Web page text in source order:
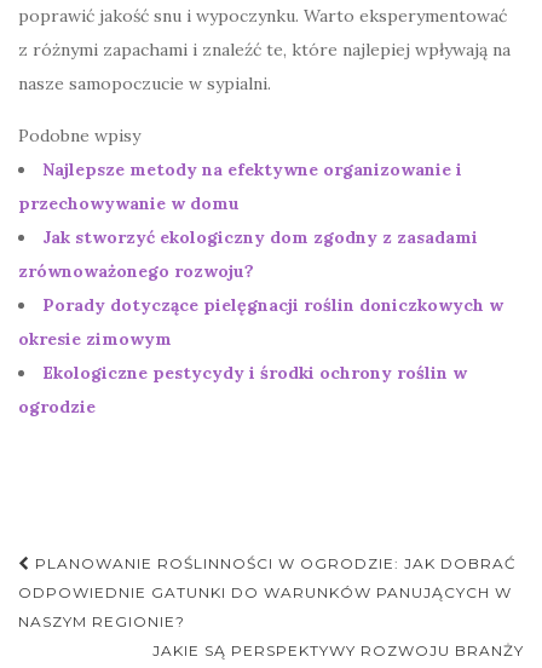
poprawić jakość snu i wypoczynku. Warto eksperymentować
z różnymi zapachami i znaleźć te, które najlepiej wpływają na
nasze samopoczucie w sypialni.
Podobne wpisy
Najlepsze metody na efektywne organizowanie i
przechowywanie w domu
Jak stworzyć ekologiczny dom zgodny z zasadami
zrównoważonego rozwoju?
Porady dotyczące pielęgnacji roślin doniczkowych w
okresie zimowym
Ekologiczne pestycydy i środki ochrony roślin w
ogrodzie
Nawigacja
postu
PLANOWANIE ROŚLINNOŚCI W OGRODZIE: JAK DOBRAĆ
ODPOWIEDNIE GATUNKI DO WARUNKÓW PANUJĄCYCH W
NASZYM REGIONIE?
JAKIE SĄ PERSPEKTYWY ROZWOJU BRANŻY